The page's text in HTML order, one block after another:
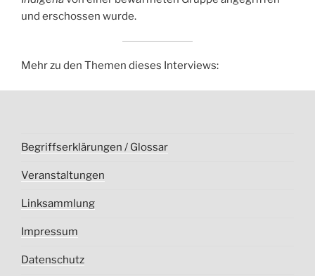
und erschossen wurde.
Mehr zu den Themen dieses Interviews:
Begriffserklärungen / Glossar
Veranstaltungen
Linksammlung
Impressum
Datenschutz­